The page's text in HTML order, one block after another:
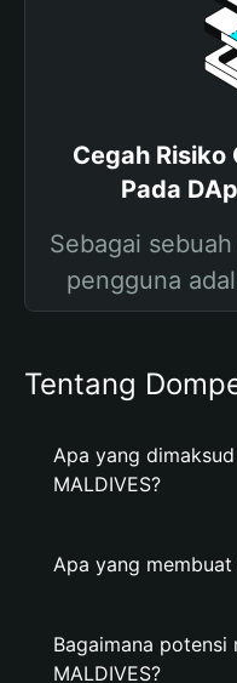
Cegah Risiko
Pada
Sebagai
pengguna
Tentang
Apa yang
MALDIVES?
Apa yang membuat
Bagaimana potensi
MALDIVES?